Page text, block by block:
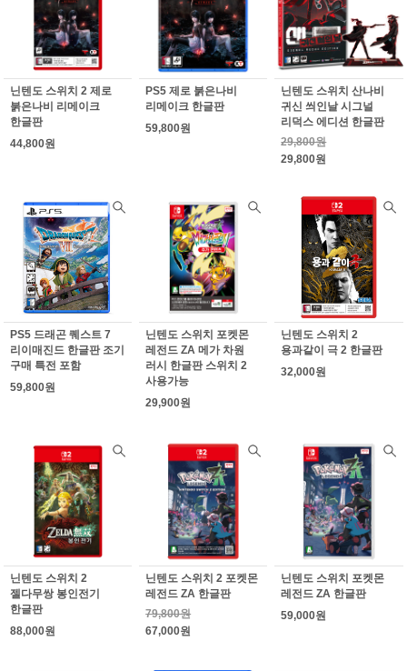
닌텐도 스위치 2 제로
붉은나비 리메이크
한글판
44,800원
PS5 제로 붉은나비
리메이크 한글판
59,800원
닌텐도 스위치 산나비
귀신 씌인날 시그널
리덕스 에디션 한글판
29,800원
29,800원
PS5 드래곤 퀘스트 7
리이매진드 한글판 조기
구매 특전 포함
59,800원
닌텐도 스위치 포켓몬
레전드 ZA 메가 차원
러시 한글판 스위치 2
사용가능
29,900원
닌텐도 스위치 2
용과같이 극 2 한글판
32,000원
닌텐도 스위치 2
젤다무쌍 봉인전기
한글판
88,000원
닌텐도 스위치 2 포켓몬
레전드 ZA 한글판
79,800원
67,000원
닌텐도 스위치 포켓몬
레전드 ZA 한글판
59,000원